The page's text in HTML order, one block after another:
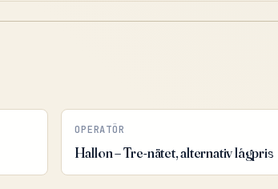
OPERATÖR
Hallon – Tre-nätet, alternativ lågpris